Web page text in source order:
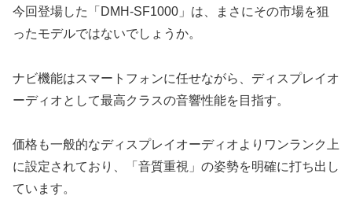
今回登場した「DMH-SF1000」は、まさにその市場を狙
ったモデルではないでしょうか。
ナビ機能はスマートフォンに任せながら、ディスプレイオ
ーディオとして最高クラスの音響性能を目指す。
価格も一般的なディスプレイオーディオよりワンランク上
に設定されており、「音質重視」の姿勢を明確に打ち出し
ています。